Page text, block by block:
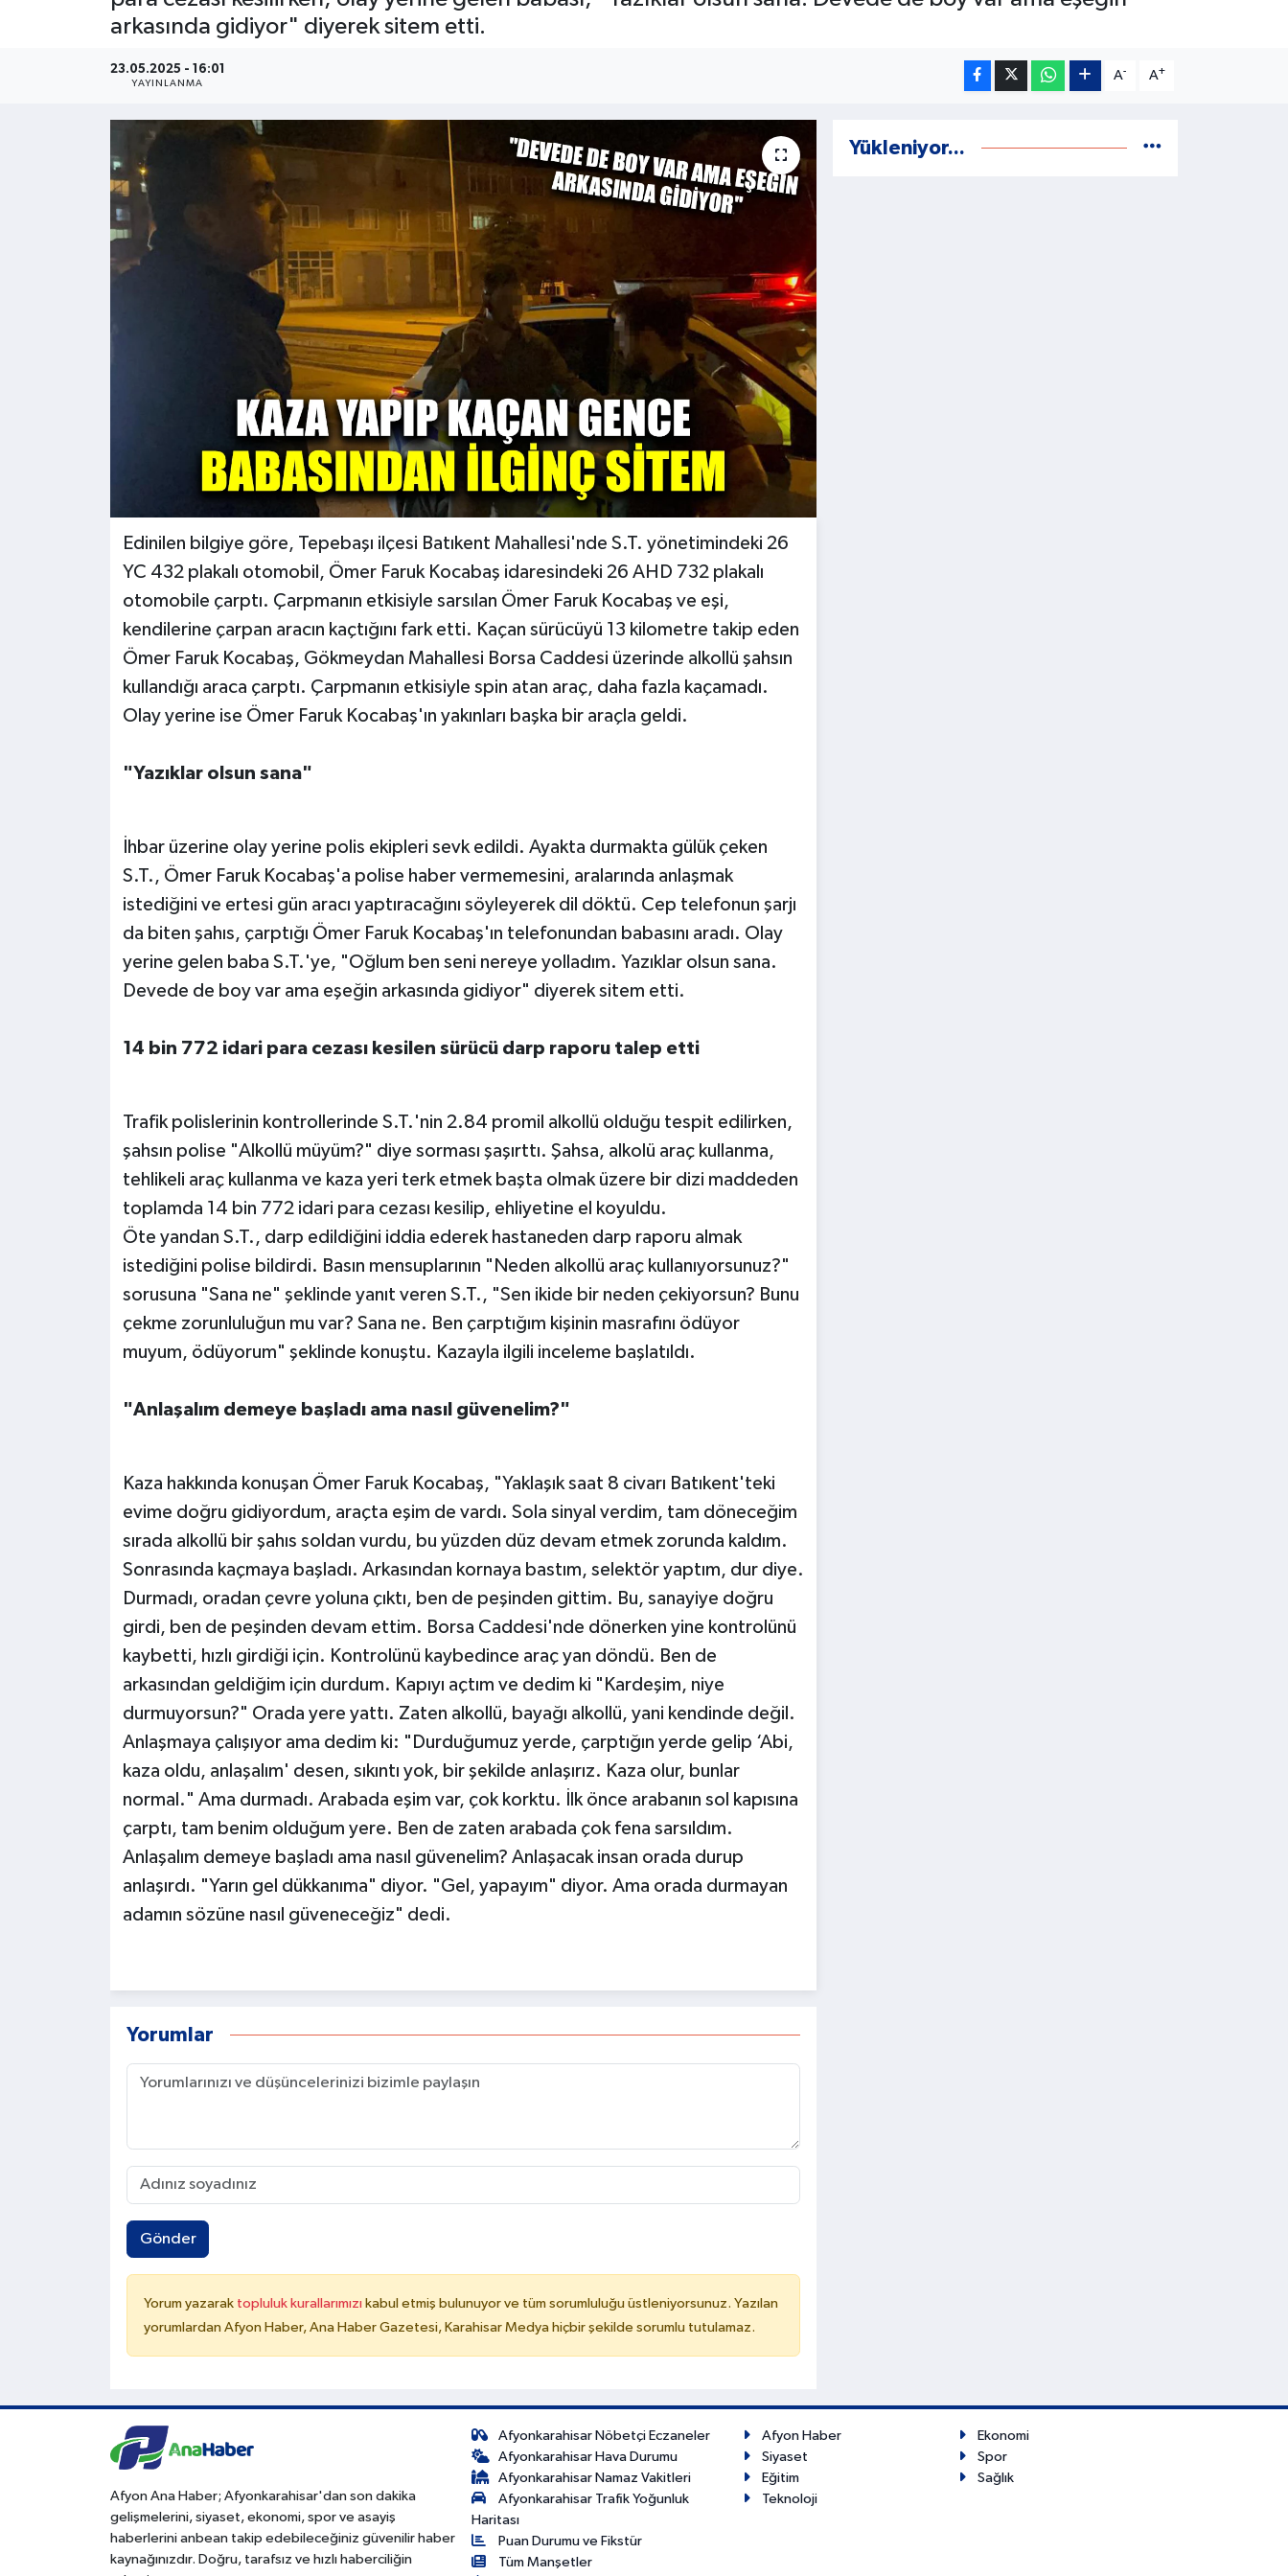
arkasında gidiyor" diyerek sitem etti.
23.05.2025 - 16:01
YAYINLANMA
A- A+
Edinilen bilgiye göre, Tepebaşı ilçesi Batıkent Mahallesi'nde S.T. yönetimindeki 26
YC 432 plakalı otomobil, Ömer Faruk Kocabaş idaresindeki 26 AHD 732 plakalı
otomobile çarptı. Çarpmanın etkisiyle sarsılan Ömer Faruk Kocabaş ve eşi,
kendilerine çarpan aracın kaçtığını fark etti. Kaçan sürücüyü 13 kilometre takip eden
Ömer Faruk Kocabaş, Gökmeydan Mahallesi Borsa Caddesi üzerinde alkollü şahsın
kullandığı araca çarptı. Çarpmanın etkisiyle spin atan araç, daha fazla kaçamadı.
Olay yerine ise Ömer Faruk Kocabaş'ın yakınları başka bir araçla geldi.
"Yazıklar olsun sana"
İhbar üzerine olay yerine polis ekipleri sevk edildi. Ayakta durmakta gülük çeken
S.T., Ömer Faruk Kocabaş'a polise haber vermemesini, aralarında anlaşmak
istediğini ve ertesi gün aracı yaptıracağını söyleyerek dil döktü. Cep telefonun şarjı
da biten şahıs, çarptığı Ömer Faruk Kocabaş'ın telefonundan babasını aradı. Olay
yerine gelen baba S.T.'ye, "Oğlum ben seni nereye yolladım. Yazıklar olsun sana.
Devede de boy var ama eşeğin arkasında gidiyor" diyerek sitem etti.
14 bin 772 idari para cezası kesilen sürücü darp raporu talep etti
Trafik polislerinin kontrollerinde S.T.'nin 2.84 promil alkollü olduğu tespit edilirken,
şahsın polise "Alkollü müyüm?" diye sorması şaşırttı. Şahsa, alkolü araç kullanma,
tehlikeli araç kullanma ve kaza yeri terk etmek başta olmak üzere bir dizi maddeden
toplamda 14 bin 772 idari para cezası kesilip, ehliyetine el koyuldu.
Öte yandan S.T., darp edildiğini iddia ederek hastaneden darp raporu almak
istediğini polise bildirdi. Basın mensuplarının "Neden alkollü araç kullanıyorsunuz?"
sorusuna "Sana ne" şeklinde yanıt veren S.T., "Sen ikide bir neden çekiyorsun? Bunu
çekme zorunluluğun mu var? Sana ne. Ben çarptığım kişinin masrafını ödüyor
muyum, ödüyorum" şeklinde konuştu. Kazayla ilgili inceleme başlatıldı.
"Anlaşalım demeye başladı ama nasıl güvenelim?"
Kaza hakkında konuşan Ömer Faruk Kocabaş, "Yaklaşık saat 8 civarı Batıkent'teki
evime doğru gidiyordum, araçta eşim de vardı. Sola sinyal verdim, tam döneceğim
sırada alkollü bir şahıs soldan vurdu, bu yüzden düz devam etmek zorunda kaldım.
Sonrasında kaçmaya başladı. Arkasından kornaya bastım, selektör yaptım, dur diye.
Durmadı, oradan çevre yoluna çıktı, ben de peşinden gittim. Bu, sanayiye doğru
girdi, ben de peşinden devam ettim. Borsa Caddesi'nde dönerken yine kontrolünü
kaybetti, hızlı girdiği için. Kontrolünü kaybedince araç yan döndü. Ben de
arkasından geldiğim için durdum. Kapıyı açtım ve dedim ki "Kardeşim, niye
durmuyorsun?" Orada yere yattı. Zaten alkollü, bayağı alkollü, yani kendinde değil.
Anlaşmaya çalışıyor ama dedim ki: "Durduğumuz yerde, çarptığın yerde gelip ‘Abi,
kaza oldu, anlaşalım' desen, sıkıntı yok, bir şekilde anlaşırız. Kaza olur, bunlar
normal." Ama durmadı. Arabada eşim var, çok korktu. İlk önce arabanın sol kapısına
çarptı, tam benim olduğum yere. Ben de zaten arabada çok fena sarsıldım.
Anlaşalım demeye başladı ama nasıl güvenelim? Anlaşacak insan orada durup
anlaşırdı. "Yarın gel dükkanıma" diyor. "Gel, yapayım" diyor. Ama orada durmayan
adamın sözüne nasıl güveneceğiz" dedi.
Yorumlar
Gönder
Yorum yazarak topluluk kurallarımızı kabul etmiş bulunuyor ve tüm sorumluluğu üstleniyorsunuz. Yazılan
yorumlardan Afyon Haber, Ana Haber Gazetesi, Karahisar Medya hiçbir şekilde sorumlu tutulamaz.
Yükleniyor...
Afyon Ana Haber; Afyonkarahisar'dan son dakika
gelişmelerini, siyaset, ekonomi, spor ve asayiş
haberlerini anbean takip edebileceğiniz güvenilir haber
kaynağınızdır. Doğru, tarafsız ve hızlı haberciliğin
Afyonkarahisar Nöbetçi Eczaneler
Afyonkarahisar Hava Durumu
Afyonkarahisar Namaz Vakitleri
Afyonkarahisar Trafik Yoğunluk
Haritası
Puan Durumu ve Fikstür
Tüm Manşetler
Afyon Haber
Ekonomi
Siyaset
Spor
Eğitim
Sağlık
Teknoloji
Kültür - Sanat